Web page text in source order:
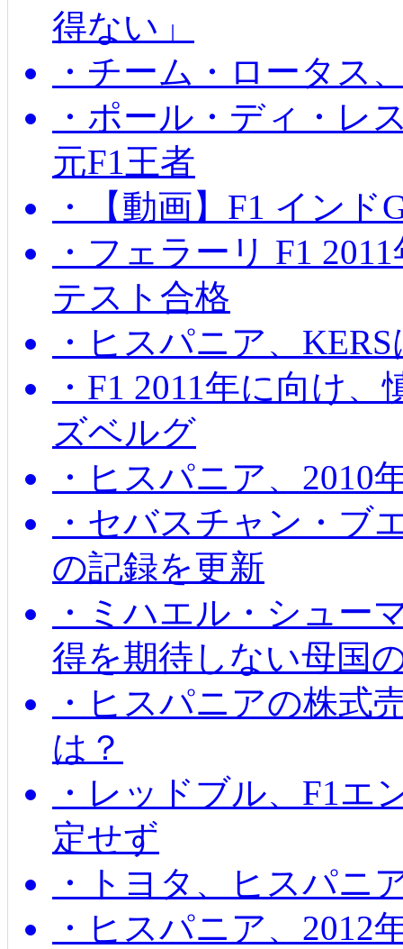
得ない」
・チーム・ロータス
・ポール・ディ・レ
元F1王者
・【動画】F1 イン
・フェラーリ F1
テスト合格
・ヒスパニア、
・F1 2011年に向け
ズベルグ
・ヒスパニア、2010
・セバスチャン・ブ
の記録を更新
・ミハエル・シュー
得を期待しない母国
・ヒスパニアの株式
は？
・レッドブル、F1エ
定せず
・トヨタ、ヒスパニ
・ヒスパニア、2012